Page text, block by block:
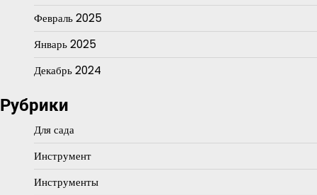
Февраль 2025
Январь 2025
Декабрь 2024
Рубрики
Для сада
Инструмент
Инструменты